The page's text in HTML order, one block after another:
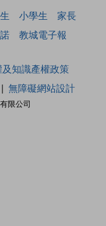
小學生
家長
教城電子報
限公司
及知識產權政策
無障礙網站設計